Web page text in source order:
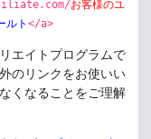
お客様のユ
ルト </a>
エイトプログラムで
のリンクをお使いい
くなることをご理解